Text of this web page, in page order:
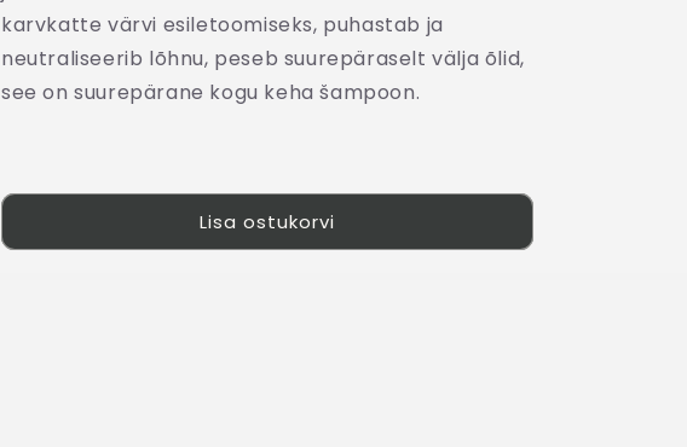
karvkatte värvi esiletoomiseks, puhastab ja
neutraliseerib lõhnu, peseb suurepäraselt välja õlid,
see on suurepärane kogu keha šampoon.
Lisa ostukorvi